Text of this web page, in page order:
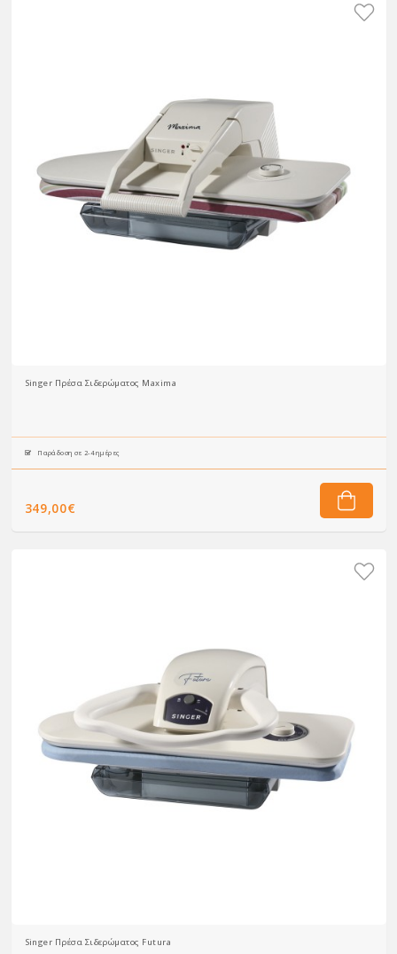
Singer Πρέσα Σιδερώματος Maxima
Παράδοση σε 2-4 ημέρες
349,00€
Singer Πρέσα Σιδερώματος Futura